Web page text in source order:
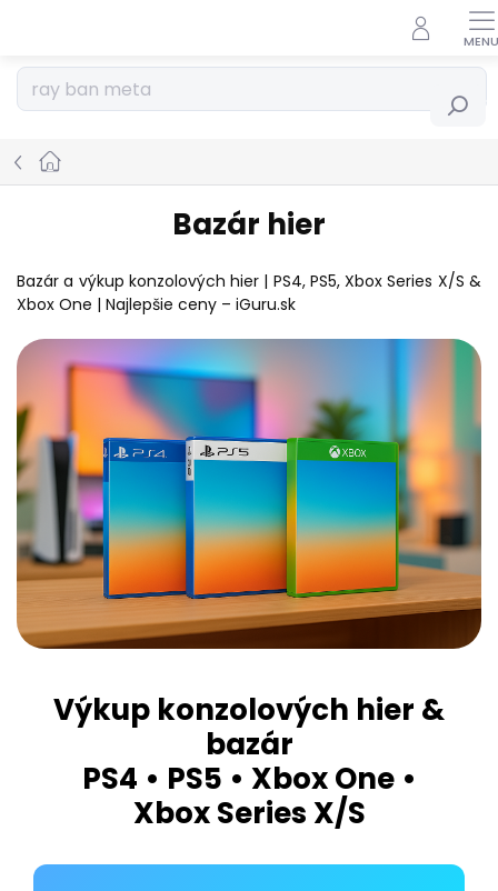
Hľadať
Domov
Bazár hier
Bazár a výkup konzolových hier | PS4, PS5, Xbox Series X/S &
Xbox One | Najlepšie ceny – iGuru.sk
Výkup konzolových hier &
bazár
PS4 • PS5 • Xbox One •
Xbox Series X/S